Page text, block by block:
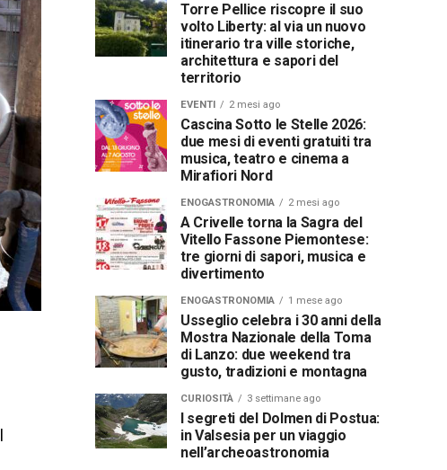
Torre Pellice riscopre il suo
volto Liberty: al via un nuovo
itinerario tra ville storiche,
architettura e sapori del
territorio
EVENTI 2 mesi ago
Cascina Sotto le Stelle 2026:
due mesi di eventi gratuiti tra
musica, teatro e cinema a
Mirafiori Nord
ENOGASTRONOMIA 2 mesi ago
A Crivelle torna la Sagra del
Vitello Fassone Piemontese:
tre giorni di sapori, musica e
divertimento
ENOGASTRONOMIA 1 mese ago
Usseglio celebra i 30 anni della
Mostra Nazionale della Toma
di Lanzo: due weekend tra
gusto, tradizioni e montagna
CURIOSITÀ 3 settimane ago
I segreti del Dolmen di Postua:
in Valsesia per un viaggio
nell’archeoastronomia